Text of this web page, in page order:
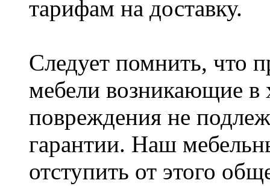
тарифам на доставку.
Следует помнить, что
мебели возникающие в
повреждения не
гарантии. Наш
отступить от этого